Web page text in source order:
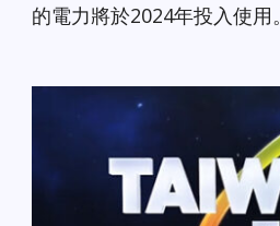
的電力將於2024年投入使用。